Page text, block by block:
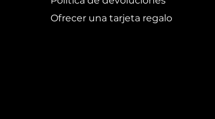
Ofrecer una tarjeta regalo